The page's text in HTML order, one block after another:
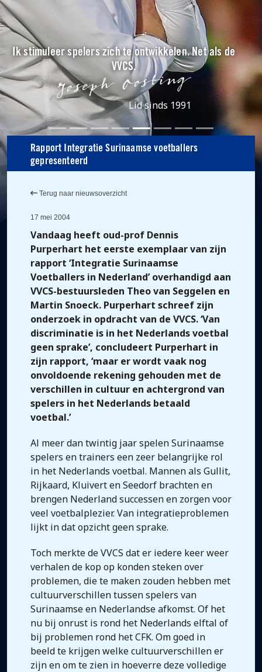
Ik stimuleer spelers zich te ontwikkelen. Net als de
VVCS.
Lid sinds 1991
Rapport Integratie Surinaamse voetballers
gepresenteerd
Terug naar nieuwsoverzicht
17 mei 2004
Vandaag heeft oud-prof Dennis
Purperhart het eerste exemplaar van zijn
rapport ‘Integratie Surinaamse
Voetballers in Nederland’ overhandigd aan
VVCS-bestuursleden Theo van Seggelen en
Martin Snoeck. Purperhart schreef zijn
onderzoek in opdracht van de VVCS. ‘Van
discriminatie is in het Nederlands voetbal
geen sprake’, concludeert Purperhart in
zijn rapport, ‘maar er wordt vaak nog
onvoldoende rekening gehouden met de
verschillen in cultuur en achtergrond van
spelers in het Nederlands betaald
voetbal.’
Al meer dan twintig jaar spelen Surinaamse
spelers en trainers een zeer belangrijke rol
in het Nederlands voetbal. Mannen als Gullit,
Rijkaard, Kluivert en Seedorf brachten en
brengen Nederland successen en zorgen voor
veel voetbalplezier. Van integratieproblemen
lijkt in dat opzicht geen sprake.
Toch merkte de VVCS dat er iedere keer weer
verhalen de kop op konden steken over
problemen, die te maken zouden hebben met
cultuurverschillen tussen spelers van
Surinaamse en Nederlandse afkomst. Of het
nu bij onrust is rond het Nederlands elftal of
bij problemen rond het CFK. Om goed in
beeld te krijgen welke cultuurverschillen er
zijn en om te zien in hoeverre deze volledige